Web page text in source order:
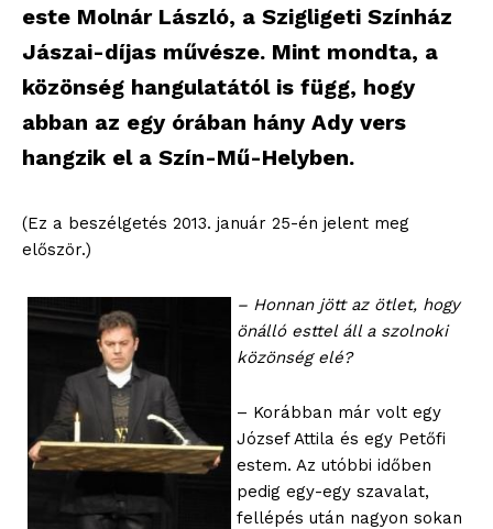
este Molnár László, a Szigligeti Színház
Jászai-díjas művésze. Mint mondta, a
közönség hangulatától is függ, hogy
abban az egy órában hány Ady vers
hangzik el a Szín-Mű-Helyben.
(Ez a beszélgetés 2013. január 25-én jelent meg
először.)
– Honnan jött az ötlet, hogy
önálló esttel áll a szolnoki
közönség elé?
– Korábban már volt egy
József Attila és egy Petőfi
estem. Az utóbbi időben
pedig egy-egy szavalat,
fellépés után nagyon sokan